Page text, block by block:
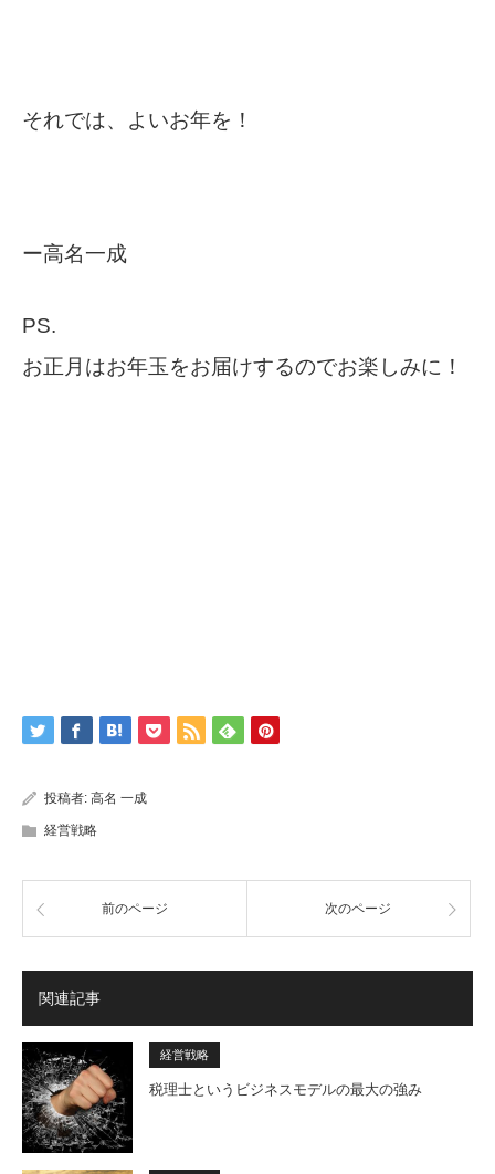
それでは、よいお年を！
ー高名一成
PS.
お正月はお年玉をお届けするのでお楽しみに！
投稿者: 高名 一成
経営戦略
前のページ 次のページ
関連記事
経営戦略
税理士というビジネスモデルの最大の強み